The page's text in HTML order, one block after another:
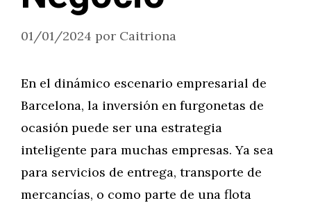
01/01/2024 por Caitriona
En el dinámico escenario empresarial de
Barcelona, la inversión en furgonetas de
ocasión puede ser una estrategia
inteligente para muchas empresas. Ya sea
para servicios de entrega, transporte de
mercancías, o como parte de una flota